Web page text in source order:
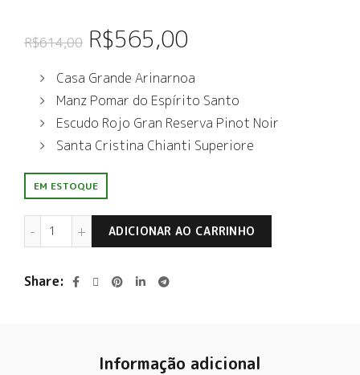
R$614,00 O
preço
original
era:
R$614,00.
R$565,00
preço
atual
é:
Casa Grande Arinarnoa
Manz Pomar do Espírito Santo
Escudo Rojo Gran Reserva Pinot Noir
Santa Cristina Chianti Superiore
EM ESTOQUE
KIT 565 quantidade
ADICIONAR AO CARRINHO
Share
Informação adicional